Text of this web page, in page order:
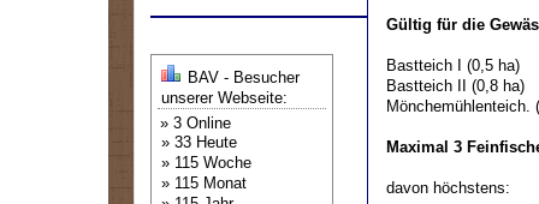
BAV - Besucher
unserer Webseite:
» 3 Online
» 33 Heute
» 115 Woche
» 115 Monat
Gültig für die
Bastteich I (0,5 ha)
Bastteich II (0,8 ha)
Mönchemühlenteich.
Maximal 3
davon höchstens: